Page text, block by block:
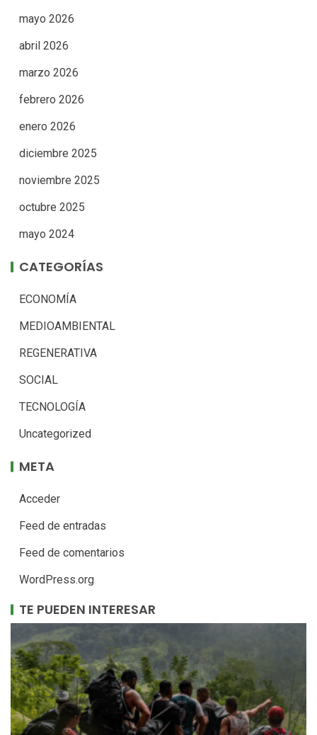
mayo 2026
abril 2026
marzo 2026
febrero 2026
enero 2026
diciembre 2025
noviembre 2025
octubre 2025
mayo 2024
CATEGORÍAS
ECONOMÍA
MEDIOAMBIENTAL
REGENERATIVA
SOCIAL
TECNOLOGÍA
Uncategorized
META
Acceder
Feed de entradas
Feed de comentarios
WordPress.org
TE PUEDEN INTERESAR